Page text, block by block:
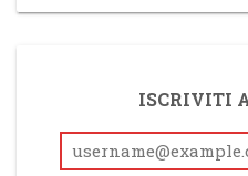
ISCRIVITI